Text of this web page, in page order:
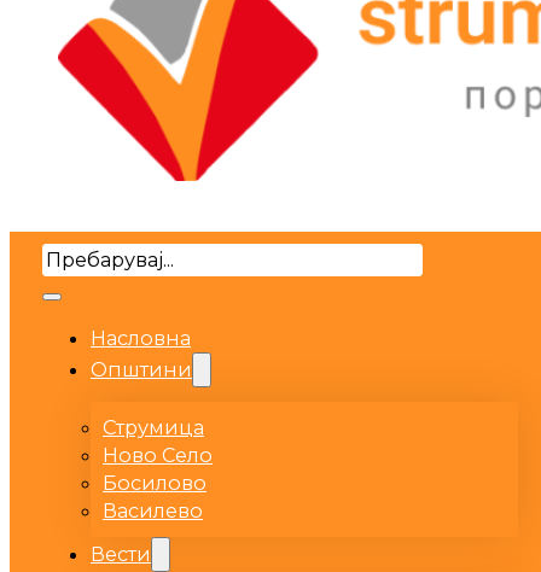
Search
Насловна
Општини
Струмица
Ново Село
Босилово
Василево
Вести